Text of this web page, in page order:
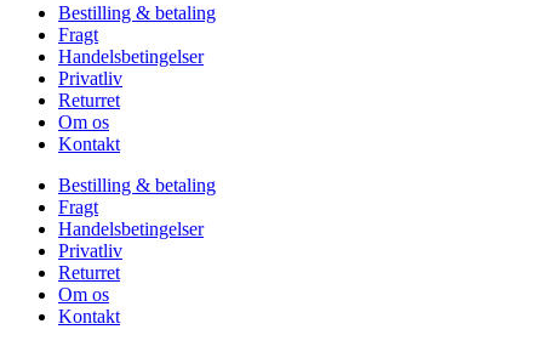
Bestilling & betaling
Fragt
Handelsbetingelser
Privatliv
Returret
Om os
Kontakt
Bestilling & betaling
Fragt
Handelsbetingelser
Privatliv
Returret
Om os
Kontakt